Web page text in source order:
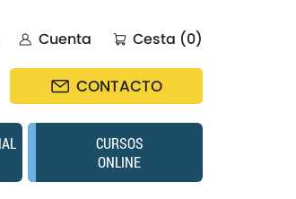
Cuenta Cesta (0)
CONTACTO
CURSOS
ONLINE